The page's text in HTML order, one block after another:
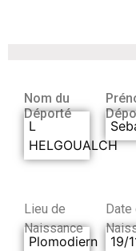
Nom du
Déporté
L
HELGOUALCH
Lieu de
Naissance
Plomodiern
Date
19/